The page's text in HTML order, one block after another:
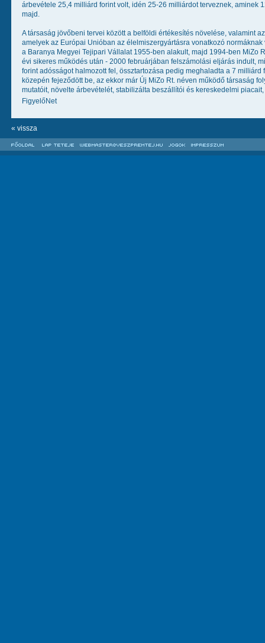
árbevétele 25,4 milliárd forint volt, idén 25-26 milliárdot terveznek, aminek
majd.
A társaság jövőbeni tervei között a belföldi értékesítés növelése, valamint
amelyek az Európai Unióban az élelmiszergyártásra vonatkozó
a Baranya Megyei Tejipari Vállalat 1955-ben alakult, majd 1994-ben MiZo
évi sikeres működés után - 2000 februárjában felszámolási eljárás indult,
forint adósságot halmozott fel, össztartozása pedig meghaladta a 7
közepén fejeződött be, az ekkor már Új MiZo Rt. néven működő társaság
mutatóit, növelte árbevételét, stabilizálta beszállítói és kereskedelmi
FigyelőNet
« vissza